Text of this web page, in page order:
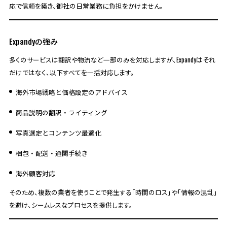
応で信頼を築き、御社の日常業務に負担をかけません。
Expandyの強み
多くのサービスは翻訳や物流など一部のみを対応しますが、Expandyはそれ
だけではなく、以下すべてを一括対応します。
海外市場戦略と価格設定のアドバイス
商品説明の翻訳・ライティング
写真選定とコンテンツ最適化
梱包・配送・通関手続き
海外顧客対応
そのため、複数の業者を使うことで発生する「時間のロス」や「情報の混乱」
を避け、シームレスなプロセスを提供します。